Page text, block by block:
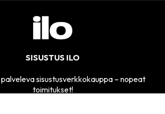
SISUSTUS ILO
sisustusverkkokauppa – nopeat
toimitukset!